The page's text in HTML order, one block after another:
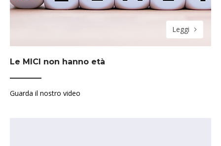
Leggi
Le MICI non hanno età
Guarda il nostro video